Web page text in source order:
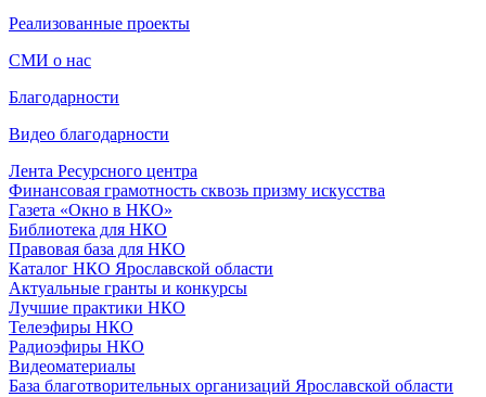
Реализованные проекты
СМИ о нас
Благодарности
Видео благодарности
Лента Ресурсного центра
Финансовая грамотность сквозь призму искусства
Газета «Окно в НКО»
Библиотека для НКО
Правовая база для НКО
Каталог НКО Ярославской области
Актуальные гранты и конкурсы
Лучшие практики НКО
Телеэфиры НКО
Радиоэфиры НКО
Видеоматериалы
База благотворительных организаций Ярославской области